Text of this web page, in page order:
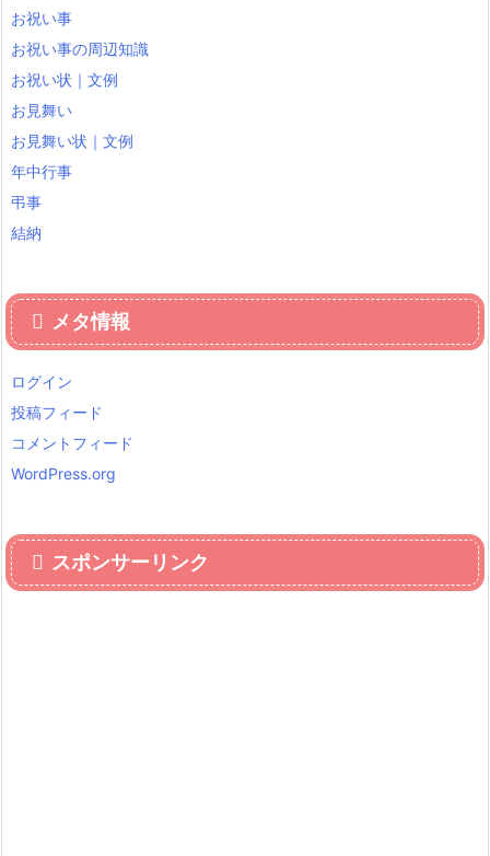
お祝い事
お祝い事の周辺知識
お祝い状｜文例
お見舞い
お見舞い状｜文例
年中行事
弔事
結納
メタ情報
ログイン
投稿フィード
コメントフィード
WordPress.org
スポンサーリンク